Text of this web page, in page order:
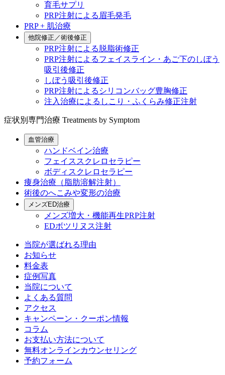
育毛サプリ
PRP注射による眉毛発毛
PRP + 肌治療
他院修正／術後修正
PRP注射による脱脂術修正
PRP注射によるフェイスライン・あご下のしぼう
吸引後修正
しぼう吸引後修正
PRP注射によるシリコンバッグ豊胸修正
注入治療によるしこり・ふくらみ修正注射
症状別専門治療 Treatments by Symptom
血管治療
ハンドベイン治療
フェイススクレロセラピー
ボディスクレロセラピー
痩身治療（脂肪溶解注射）
術後のへこみや変形の治療
メンズED治療
メンズ増大・機能再生PRP注射
EDボツリヌス注射
当院が選ばれる理由
お知らせ
料金表
症例写真
当院について
よくある質問
アクセス
キャンペーン・クーポン情報
コラム
お支払い方法について
無料オンラインカウンセリング
予約フォーム